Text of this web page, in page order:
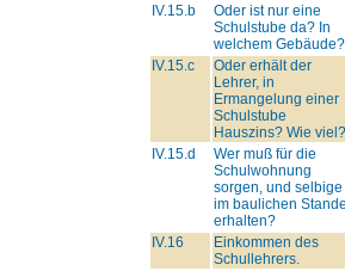
IV.15.b
Oder ist nur eine
Schulstube da? In
welchem Gebäude?
IV.15.c
Oder erhält der
Lehrer, in
Ermangelung einer
Schulstube
Hauszins? Wie viel?
IV.15.d
Wer muß für die
Schulwohnung
sorgen, und selbige
im baulichen
erhalten?
IV.16
Einkommen des
Schullehrers.